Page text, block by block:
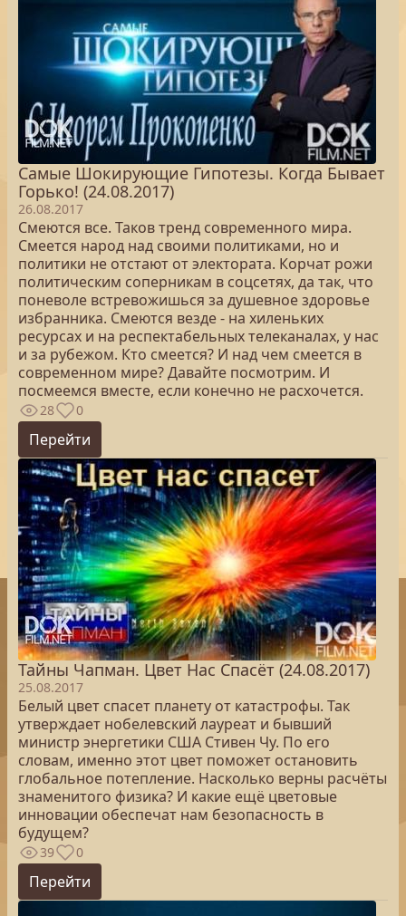
Самые Шокирующие Гипотезы. Когда Бывает
Горько! (24.08.2017)
26.08.2017
Смеются все. Таков тренд современного мира.
Смеется народ над своими политиками, но и
политики не отстают от электората. Корчат рожи
политическим соперникам в соцсетях, да так, что
поневоле встревожишься за душевное здоровье
избранника. Смеются везде - на хиленьких
ресурсах и на респектабельных телеканалах, у нас
и за рубежом. Кто смеется? И над чем смеется в
современном мире? Давайте посмотрим. И
посмеемся вместе, если конечно не расхочется.
28 0
Перейти
Тайны Чапман. Цвет Нас Спасёт (24.08.2017)
25.08.2017
Белый цвет спасет планету от катастрофы. Так
утверждает нобелевский лауреат и бывший
министр энергетики США Стивен Чу. По его
словам, именно этот цвет поможет остановить
глобальное потепление. Насколько верны расчёты
знаменитого физика? И какие ещё цветовые
инновации обеспечат нам безопасность в
будущем?
39 0
Перейти